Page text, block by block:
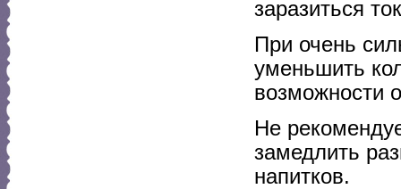
заразиться
При очень
уменьшить
возможности
Не
замедлить
напитков.